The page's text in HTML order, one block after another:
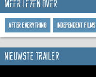
Meer lezen over
After Everything Independent Films
Nieuwste trailer